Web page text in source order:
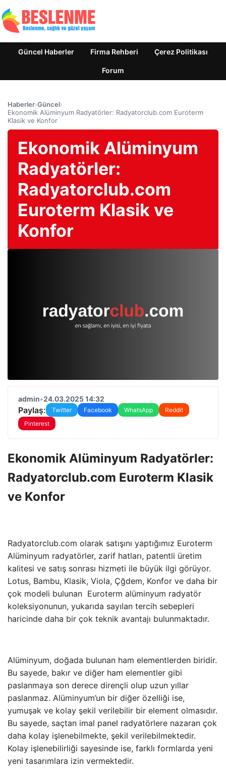
Güncel Haberler Firma Rehberi Çerez Politikası
Forum
Haberler›Güncel›
Ekonomik Alüminyum Radyatörler: Radyatorclub.com Euroterm
Klasik ve Konfor
Ekonomik Alüminyum
Radyatörler:
Radyatorclub.com
Euroterm Klasik ve
Konfor
admin•24.03.2025 14:32
Paylaş: Twitter Facebook WhatsApp
Reddit
Pinterest
Ekonomik Alüminyum Radyatörler:
Radyatorclub.com Euroterm Klasik
ve Konfor
Radyatorclub.com olarak satışını yaptığımız Euroterm
Alüminyum radyatörler, zarif hatları, patentli üretim
kalitesi ve satış sonrası hizmeti ile büyük ilgi görüyor.
Lotus, Bambu, Klasik, Viola, Çğdem, Konfor ve daha bir
çok modeli bulunan Euroterm alüminyum radyatör
koleksiyonunun, yukarıda sayılan tercih sebepleri
haricinde daha bir çok teknik avantajı bulunmaktadır.
Alüminyum, doğada bulunan ham elementlerden biridir.
Bu sayede, bakır ve diğer ham elementler gibi
paslanmaya son derece dirençli olup uzun yıllar
paslanmaz. Alüminyum’un bir diğer özelliği ise,
yumuşak ve kolay şekil verilebilir bir element olmasıdır.
Bu sayede, saçtan imal panel radyatörlere nazaran çok
daha kolay işlenebilmekte, şekil verilebilmektedir.
Kolay işlenebilirliği sayesinde ise, farklı formlarda yeni
yeni tasarımlara izin vermektedir.